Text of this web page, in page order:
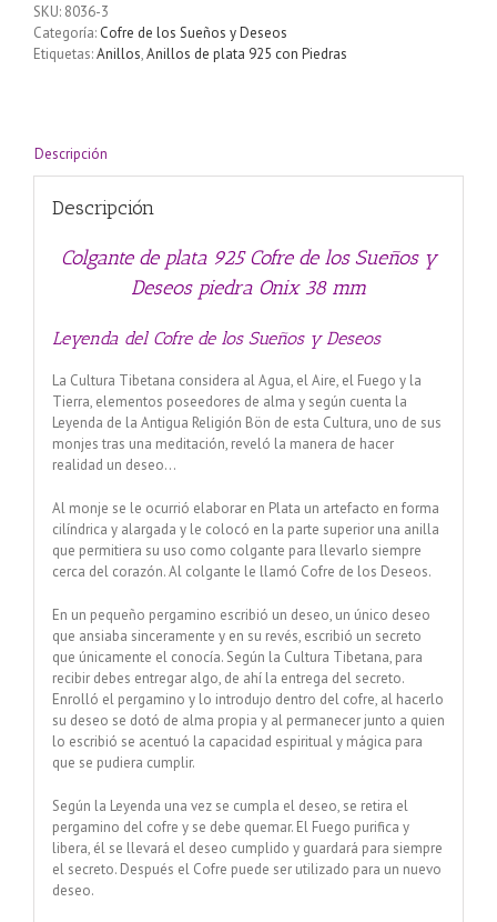
Cofre
de
los
piedra
mm
SKU: 8036-3
Categoría: Cofre de los Sueños y Deseos
Etiquetas:Anillos,Anillos de plata 925 con Piedras
Descripción
Descripción
Colgante de plata 925 Cofre de los Sueños y
Deseos piedra Onix 38 mm
Leyenda del Cofre de los Sueños y Deseos
La Cultura Tibetana considera al Agua, el Aire, el Fuego y la
Tierra, elementos poseedores de alma y según cuenta la
Leyenda de la Antigua Religión Bön de esta Cultura, uno de sus
monjes tras una meditación, reveló la manera de hacer
realidad un deseo…
Al monje se le ocurrió elaborar en Plata un artefacto en forma
cilíndrica y alargada y le colocó en la parte superior una anilla
que permitiera su uso como colgante para llevarlo siempre
cerca del corazón. Al colgante le llamó Cofre de los Deseos.
En un pequeño pergamino escribió un deseo, un único deseo
que ansiaba sinceramente y en su revés, escribió un secreto
que únicamente el conocía. Según la Cultura Tibetana, para
recibir debes entregar algo, de ahí la entrega del secreto.
Enrolló el pergamino y lo introdujo dentro del cofre, al hacerlo
su deseo se dotó de alma propia y al permanecer junto a quien
lo escribió se acentuó la capacidad espiritual y mágica para
que se pudiera cumplir.
Según la Leyenda una vez se cumpla el deseo, se retira el
pergamino del cofre y se debe quemar. El Fuego purifica y
libera, él se llevará el deseo cumplido y guardará para siempre
el secreto. Después el Cofre puede ser utilizado para un nuevo
deseo.